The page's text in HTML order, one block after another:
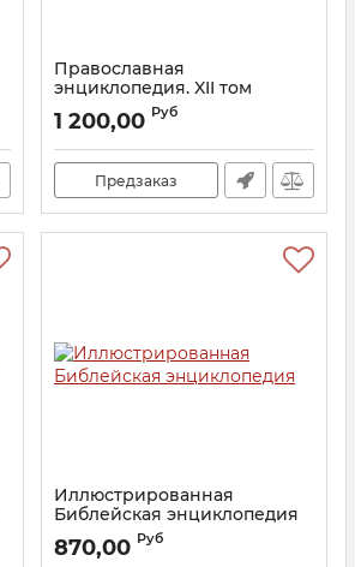
Православная
энциклопедия. XII том
Артикул: 7451
1 200,00 Руб
Предзаказ
Иллюстрированная
Библейская энциклопедия
Артикул: 20620
870,00 Руб